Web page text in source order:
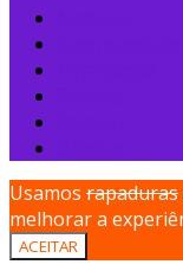
Usamos rapaduras
melhorar a
ACEITAR